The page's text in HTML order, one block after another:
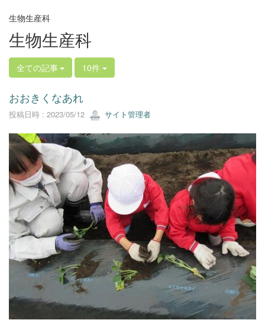
生物生産科
生物生産科
全ての記事 10件
おおきくなあれ
投稿日時 : 2023/05/12 サイト管理者